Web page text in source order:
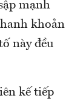
mạnh
khoản
này đều
kế tiếp